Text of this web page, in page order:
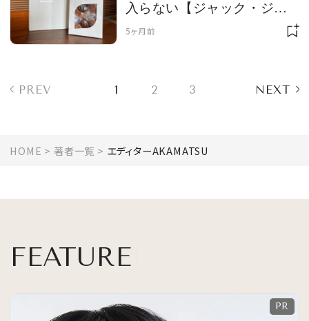
入らない【ジャック・ジュ
ナン】の髙島屋限定キャラ
5ヶ月前
PREV 1 2 3 NEXT
HOME 著者一覧 エディターAKAMATSU
FEATURE